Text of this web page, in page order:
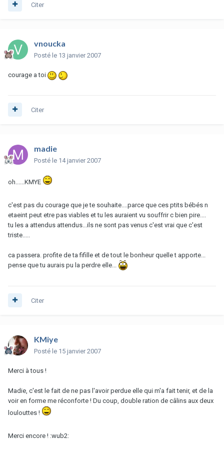
Citer
vnoucka
Posté le 13 janvier 2007
courage a toi
Citer
madie
Posté le 14 janvier 2007
oh......KMYE
c'est pas du courage que je te souhaite....parce que ces ptits bébés n
etaeint peut etre pas viables et tu les auraient vu souffrir c bien pire....
tu les a attendus attendus...ils ne sont pas venus c'est vrai que c'est
triste.....
ca passera. profite de ta fifille et de tout le bonheur quelle t apporte...
pense que tu aurais pu la perdre elle...
Citer
KMiye
Posté le 15 janvier 2007
Merci à tous !
Madie, c'est le fait de ne pas l'avoir perdue elle qui m'a fait tenir, et de la
voir en forme me réconforte ! Du coup, double ration de câlins aux deux
loulouttes !
Merci encore ! :wub2: